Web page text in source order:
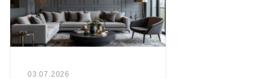
03.07.2026